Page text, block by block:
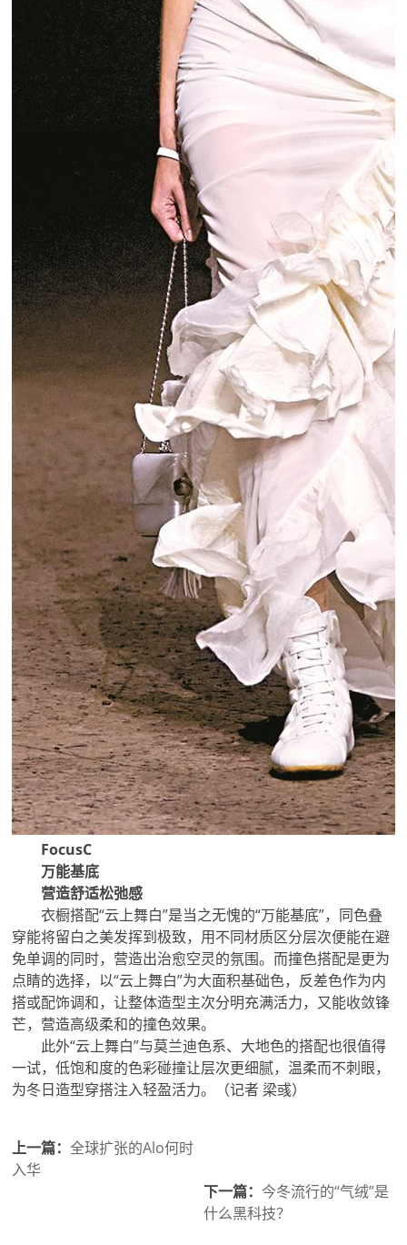
FocusC
万能基底
营造舒适松弛感
衣橱搭配“云上舞白”是当之无愧的“万能基底”，同色叠
穿‌能将留白之美发挥到极致，用不同材质区分层次便能在避
免单调的同时，营造出治愈空灵的氛围。而撞色搭配是更为
点睛的选择，以“云上舞白”为大面积基础色，反差色作为内
搭或配饰调和，让整体造型主次分明充满活力，又能收敛锋
芒，营造高级柔和的撞色效果。
此外“云上舞白”与莫兰迪色系、大地色的搭配也很值得
一试，低饱和度的色彩碰撞让层次更细腻，温柔而不刺眼，
为冬日造型穿搭注入轻盈活力。（记者 梁彧）
上一篇：全球扩张的Alo何时
入华
下一篇： 今冬流行的“气绒”是
什么黑科技？